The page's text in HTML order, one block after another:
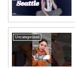
Uncategorized